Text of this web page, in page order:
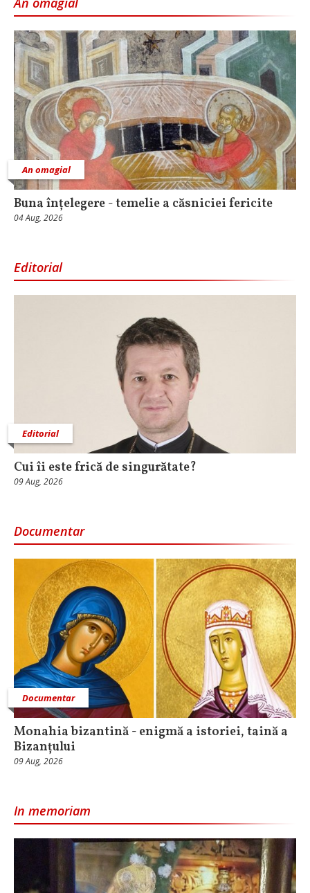
An omagial
Buna înțelegere - temelie a căsniciei fericite
04 Aug, 2026
Editorial
Editorial
Cui îi este frică de singurătate?
09 Aug, 2026
Documentar
Documentar
Monahia bizantină - enigmă a istoriei, taină a
Bizanțului
09 Aug, 2026
In memoriam